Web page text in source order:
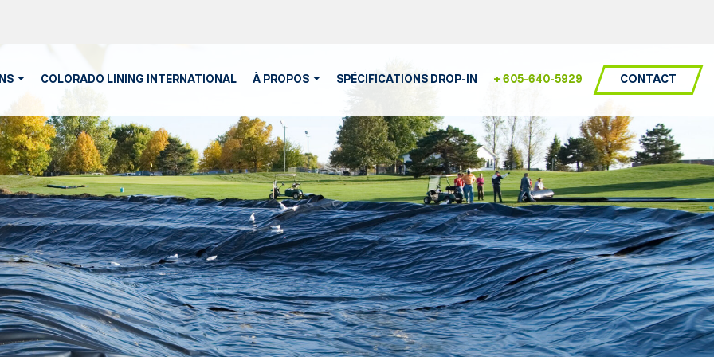
COLORADO LINING INTERNATIONAL À PROPOS SPÉCIFICATIONS DROP-IN + 605-640-5929 CONTACT